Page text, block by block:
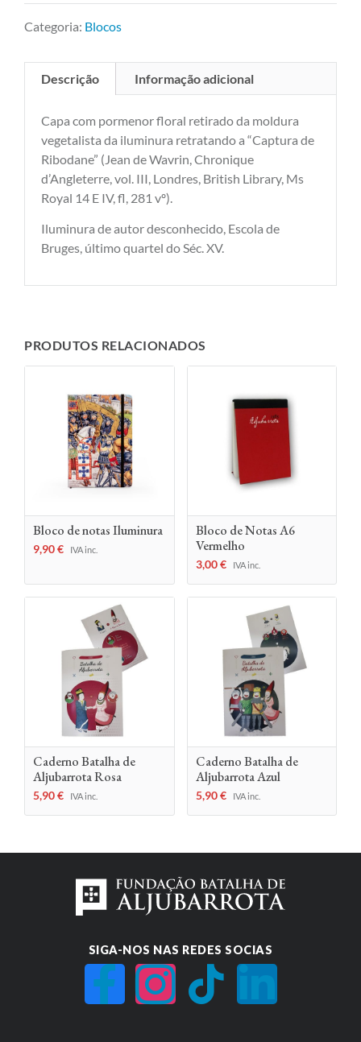
Categoria: Blocos
Descrição Informação adicional
Capa com pormenor floral retirado da moldura
vegetalista da iluminura retratando a “Captura de
Ribodane” (Jean de Wavrin, Chronique
d’Angleterre, vol. III, Londres, British Library, Ms
Royal 14 E IV, fl, 281 vº).
Iluminura de autor desconhecido, Escola de
Bruges, último quartel do Séc. XV.
PRODUTOS RELACIONADOS
Bloco de notas Iluminura
9,90€ IVA inc.
Bloco de Notas A6
Vermelho
3,00€ IVA inc.
Caderno Batalha de
Aljubarrota Rosa
5,90€ IVA inc.
Caderno Batalha de
Aljubarrota Azul
5,90€ IVA inc.
SIGA-NOS NAS REDES SOCIAS